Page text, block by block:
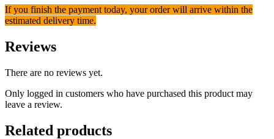
If you finish the payment today, your order will arrive within the
estimated delivery time.
Reviews
There are no reviews yet.
Only logged in customers who have purchased this product may
leave a review.
Related products